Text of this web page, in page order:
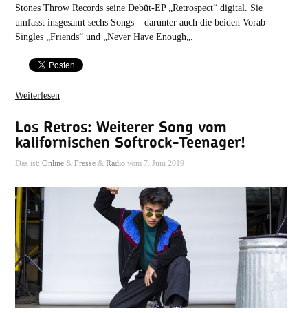
Stones Throw Records seine Debüt-EP „Retrospect“ digital. Sie
umfasst insgesamt sechs Songs – darunter auch die beiden Vorab-
Singles „Friends“ und „Never Have Enough„.
Weiterlesen
Los Retros: Weiterer Song vom
kalifornischen Softrock-Teenager!
Das ist: Online& Presse& Radiovom 7. Juni 2019